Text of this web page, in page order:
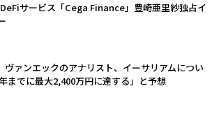
サービス「Cega Finance」豊崎亜里紗独占イ
ヴァンエックのアナリスト、イーサリアムについ
までに最大2,400万円に達する」と予想